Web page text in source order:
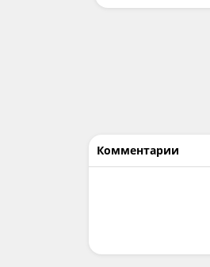
Комментарии